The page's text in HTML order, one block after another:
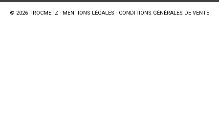
© 2026 TROCMETZ - MENTIONS LÉGALES - CONDITIONS GÉNÉRALES DE VENTE